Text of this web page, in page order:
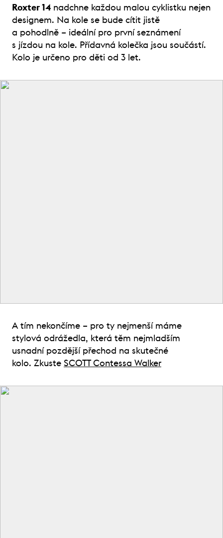
Roxter 14 nadchne každou malou cyklistku nejen
designem. Na kole se bude cítit jistě
a pohodlně – ideální pro první seznámení
s jízdou na kole. Přídavná kolečka jsou součástí.
Kolo je určeno pro děti od 3 let.
A tím nekončíme – pro ty nejmenší máme
stylová odrážedla, která těm nejmladším
usnadní pozdější přechod na skutečné
kolo. Zkuste SCOTT Contessa Walker